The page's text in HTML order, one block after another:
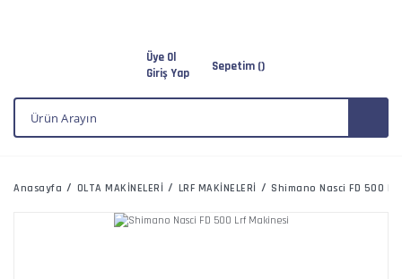
Üye Ol
Giriş Yap
Sepetim ()
Anasayfa OLTA MAKİNELERİ LRF MAKİNELERİ Shimano Nasci FD 500